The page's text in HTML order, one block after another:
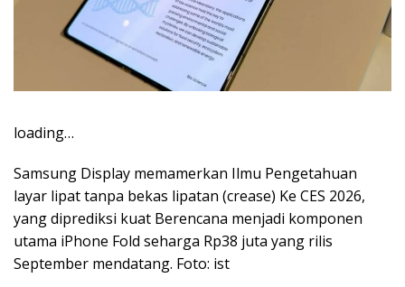
loading…
Samsung Display memamerkan Ilmu Pengetahuan
layar lipat tanpa bekas lipatan (crease) Ke CES 2026,
yang diprediksi kuat Berencana menjadi komponen
utama iPhone Fold seharga Rp38 juta yang rilis
September mendatang. Foto: ist